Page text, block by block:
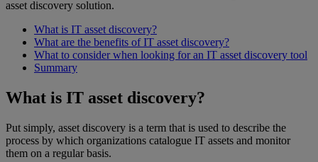
asset discovery solution.
What is IT asset discovery?
What are the benefits of IT asset discovery?
What to consider when looking for an IT asset discovery tool
Summary
What is IT asset discovery?
Put simply, asset discovery is a term that is used to describe the
process by which organizations catalogue IT assets and monitor
them on a regular basis.